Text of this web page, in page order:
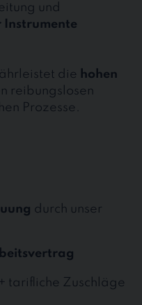
und
Instrumente
die hohen
reibungslosen
Prozesse.
durch unser
+ tarifliche Zuschläge